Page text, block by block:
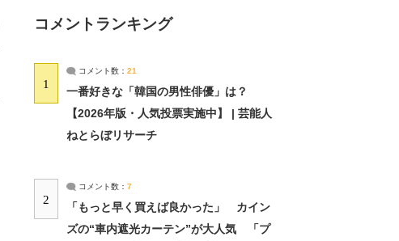
コメントランキング
1
コメント数： 21
一番好きな「韓国の男性俳優」は？
【2026年版・人気投票実施中】 | 芸能人
ねとらぼリサーチ
2
コメント数： 7
「もっと早く買えば良かった」 カイン
ズの“車内遮光カーテン”が大人気 「プ